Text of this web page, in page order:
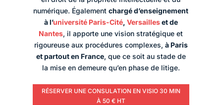
numérique. Égalementchargé d’enseignement
à l’université Paris-Cité, Versailleset de
Nantes, il apporte une vision stratégique et
rigoureuse aux procédures complexes, à Paris
et partout en France, que ce soit au stade de
la mise en demeure qu’en phase de litige.
RÉSERVER UNE CONSULATION EN VISIO 30 MIN
À 50 € HT